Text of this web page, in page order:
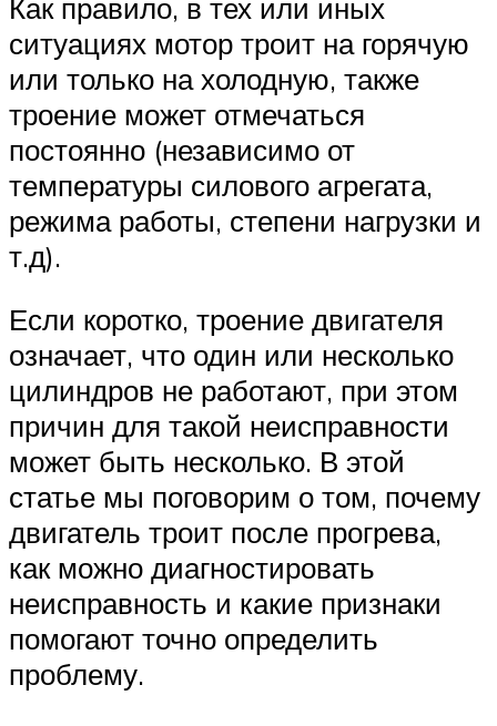
Как правило, в тех или иных
ситуациях мотор троит на горячую
или только на холодную, также
троение может отмечаться
постоянно (независимо от
температуры силового агрегата,
режима работы, степени нагрузки и
т.д).
Если коротко, троение двигателя
означает, что один или несколько
цилиндров не работают, при этом
причин для такой неисправности
может быть несколько. В этой
статье мы поговорим о том, почему
двигатель троит после прогрева,
как можно диагностировать
неисправность и какие признаки
помогают точно определить
проблему.